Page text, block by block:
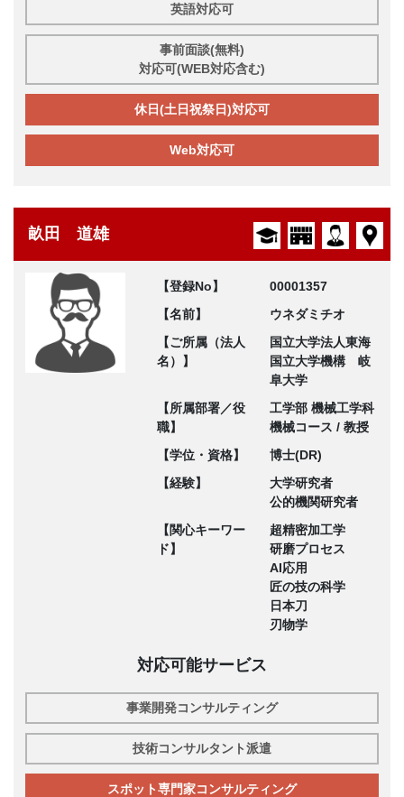
英語対応可
事前面談(無料)
対応可(WEB対応含む)
休日(土日祝祭日)対応可
Web対応可
畝田 道雄
【登録No】
00001357
【名前】
ウネダミチオ
【ご所属（法人
名）】
国立大学法人東海
国立大学機構 岐
阜大学
【所属部署／役
職】
工学部 機械工学科
機械コース / 教授
【学位・資格】
博士(DR)
【経験】
大学研究者
公的機関研究者
【関心キーワー
ド】
超精密加工学
研磨プロセス
AI応用
匠の技の科学
日本刀
刃物学
対応可能サービス
事業開発コンサルティング
技術コンサルタント派遣
スポット専門家コンサルティング